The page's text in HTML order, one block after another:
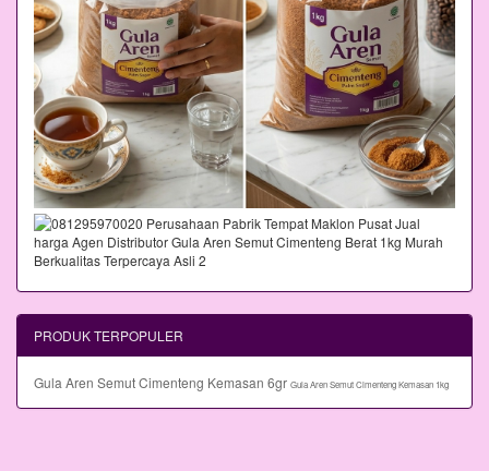
PRODUK TERPOPULER
Gula Aren Semut Cimenteng Kemasan 6gr Gula Aren Semut Cimenteng Kemasan 1kg